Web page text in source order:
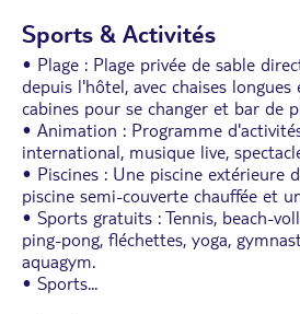
Sports & Activités
• Plage : Plage privée de sable
depuis l'hôtel, avec chaises
cabines pour se changer et bar de
• Animation : Programme
international, musique live,
• Piscines : Une piscine extérieure
piscine semi-couverte chauffée et
• Sports gratuits : Tennis, beach-
ping-pong, fléchettes, yoga,
aquagym.
• Sports...